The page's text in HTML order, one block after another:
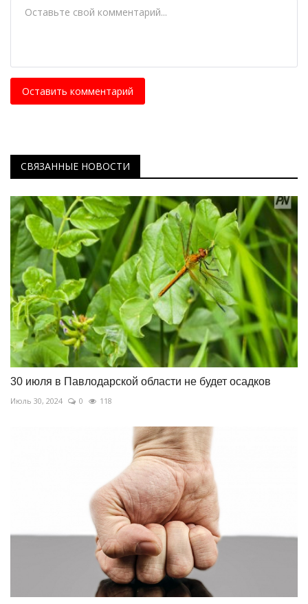
Оставить комментарий
СВЯЗАННЫЕ НОВОСТИ
30 июля в Павлодарской области не будет осадков
Июль 30, 2024 0 118